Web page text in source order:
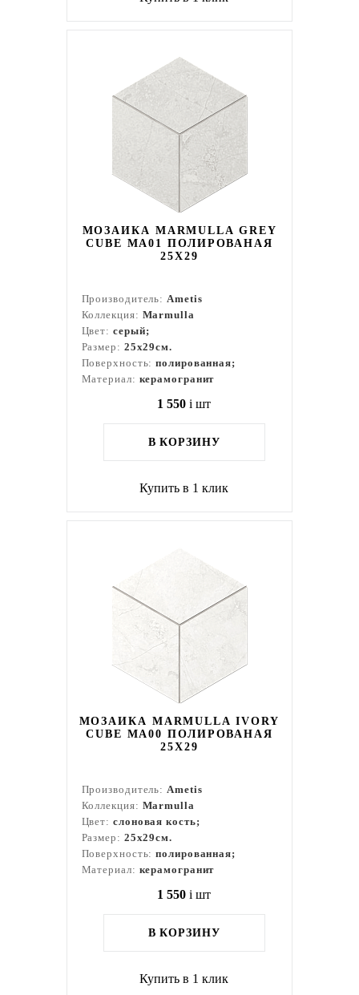
МОЗАИКА MARMULLA GREY
CUBE MA01 ПОЛИРОВАНАЯ
25X29
Производитель:Ametis
Коллекция: Marmulla
Цвет: серый;
Размер: 25x29см.
Поверхность:полированная;
Материал: керамогранит
1 550 i шт
В КОРЗИНУ
Купить в 1 клик
МОЗАИКА MARMULLA IVORY
CUBE MA00 ПОЛИРОВАНАЯ
25X29
Производитель:Ametis
Коллекция: Marmulla
Цвет: слоновая кость;
Размер: 25x29см.
Поверхность:полированная;
Материал: керамогранит
1 550 i шт
В КОРЗИНУ
Купить в 1 клик